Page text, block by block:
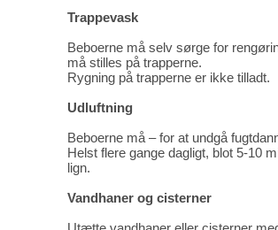
Trappevask
Beboerne må selv sørge for
må stilles på trapperne.
Rygning på trapperne er ikke tilladt.
Udluftning
Beboerne må – for at undgå
Helst flere gange dagligt, blot 5-10
lign.
Vandhaner og cisterner